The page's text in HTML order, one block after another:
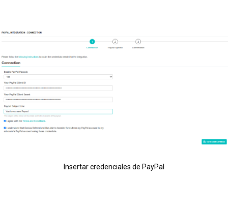
Insertar credenciales de PayPal